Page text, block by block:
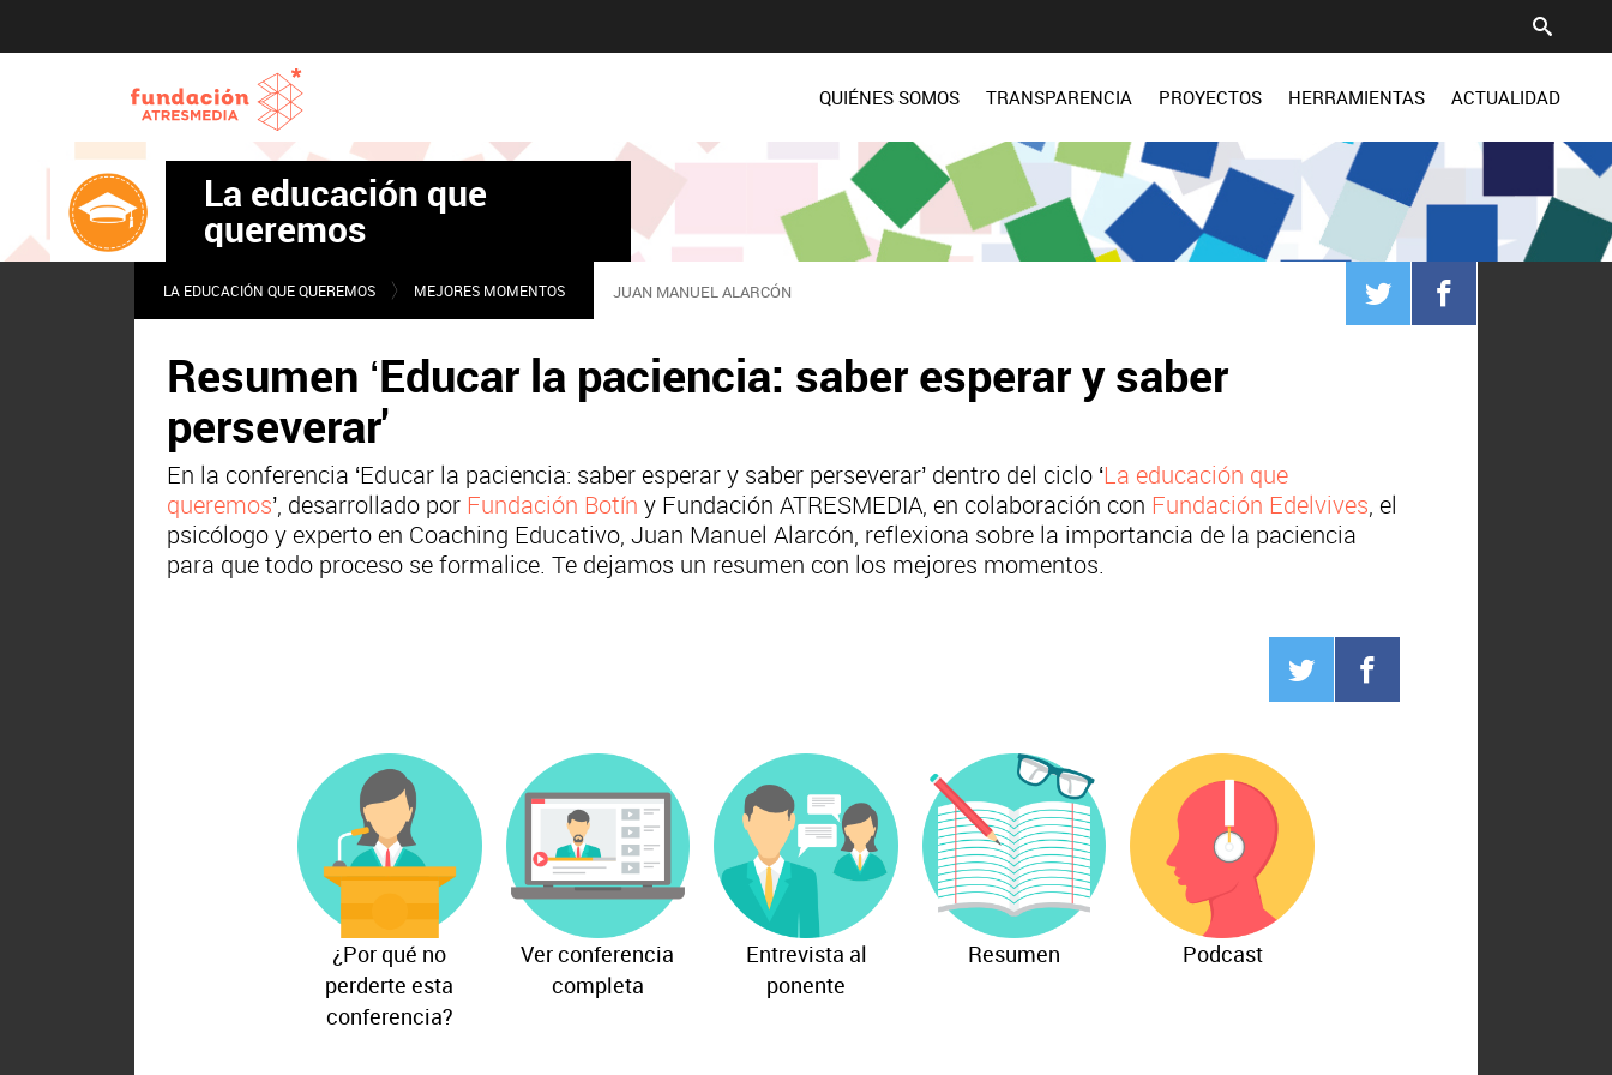
QUIÉNES SOMOS TRANSPARENCIA PROYECTOS HERRAMIENTAS ACTUALIDAD
La educación que
queremos
LA EDUCACIÓN QUE QUEREMOS MEJORES MOMENTOS JUAN MANUEL ALARCÓN
Resumen ‘Educar la paciencia: saber esperar y saber
perseverar'
En la conferencia ‘Educar la paciencia: saber esperar y saber perseverar’ dentro del ciclo ‘La educación que
queremos’, desarrollado por Fundación Botín y Fundación ATRESMEDIA, en colaboración con Fundación Edelvives, el
psicólogo y experto en Coaching Educativo, Juan Manuel Alarcón, reflexiona sobre la importancia de la paciencia
para que todo proceso se formalice. Te dejamos un resumen con los mejores momentos.
¿Por qué no
perderte esta
conferencia?
Ver conferencia
completa
Entrevista al
ponente
Resumen Podcast